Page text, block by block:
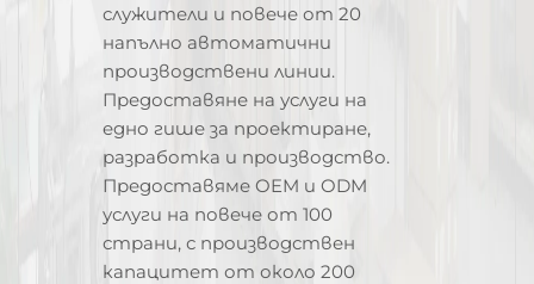
служители и повече от 20
напълно автоматични
производствени линии.
Предоставяне на услуги на
едно гише за проектиране,
разработка и производство.
Предоставяме OEM и ODM
услуги на повече от 100
страни, с производствен
капацитет от около 200